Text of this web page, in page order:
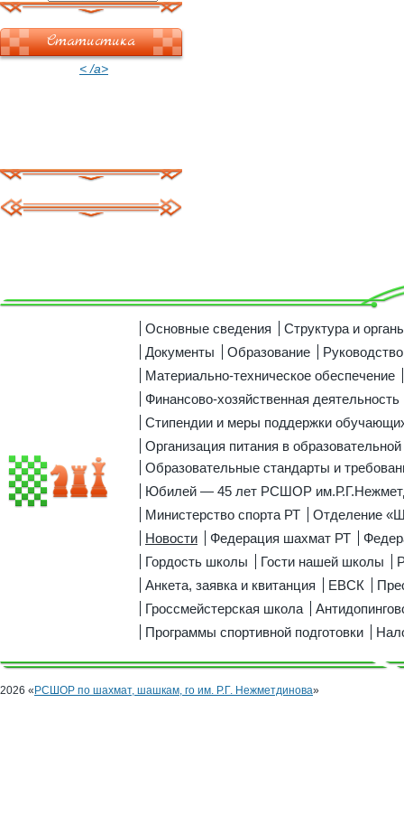
Статистика
< /a>
Основные сведения
Структура и
Документы
Образование
Руководство
Материально-техническое обеспечение
Финансово-хозяйственная деятельность
Стипендии и меры поддержки
Организация питания в образовательной
Образовательные стандарты и
Юбилей — 45 лет РСШОР
Министерство спорта РТ
Отделение
Новости
Федерация шахмат РТ
Гордость школы
Гости нашей школы
Анкета, заявка и квитанция
ЕВСК
Гроссмейстерская школа
Программы спортивной подготовки
2026 «РСШОР по шахмат, шашкам, го им. Р.Г. Нежметдинова»